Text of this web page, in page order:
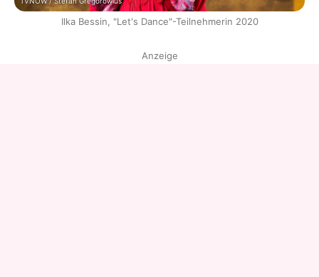
Ilka Bessin, "Let's Dance"-Teilnehmerin 2020
Anzeige